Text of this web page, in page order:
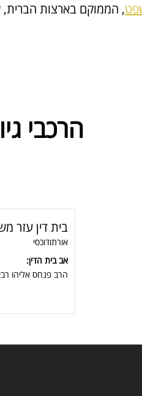
, הממוקם בארצות הברית,
הרכבי
בית דין עזר
אורתודוכסי
אב בית הדין:
הרב פנחס אליהו